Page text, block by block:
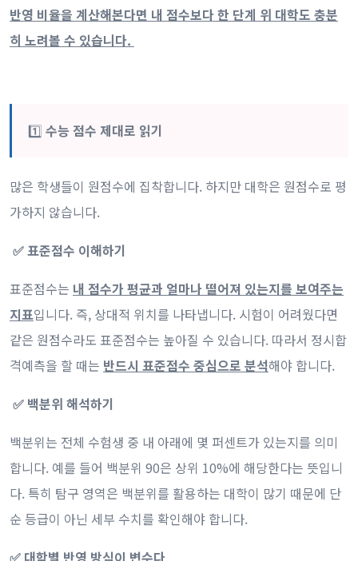
반영 비율을 계산해본다면 내 점수보다 한 단계 위 대학도 충분
히 노려볼 수 있습니다.
1️⃣ 수능 점수 제대로 읽기
많은 학생들이 원점수에 집착합니다. 하지만 대학은 원점수로 평
가하지 않습니다.
✅ 표준점수 이해하기
표준점수는 내 점수가 평균과 얼마나 떨어져 있는지를 보여주는
지표입니다. 즉, 상대적 위치를 나타냅니다. 시험이 어려웠다면
같은 원점수라도 표준점수는 높아질 수 있습니다. 따라서 정시합
격예측을 할 때는 반드시 표준점수 중심으로 분석해야 합니다.
✅ 백분위 해석하기
백분위는 전체 수험생 중 내 아래에 몇 퍼센트가 있는지를 의미
합니다. 예를 들어 백분위 90은 상위 10%에 해당한다는 뜻입니
다. 특히 탐구 영역은 백분위를 활용하는 대학이 많기 때문에 단
순 등급이 아닌 세부 수치를 확인해야 합니다.